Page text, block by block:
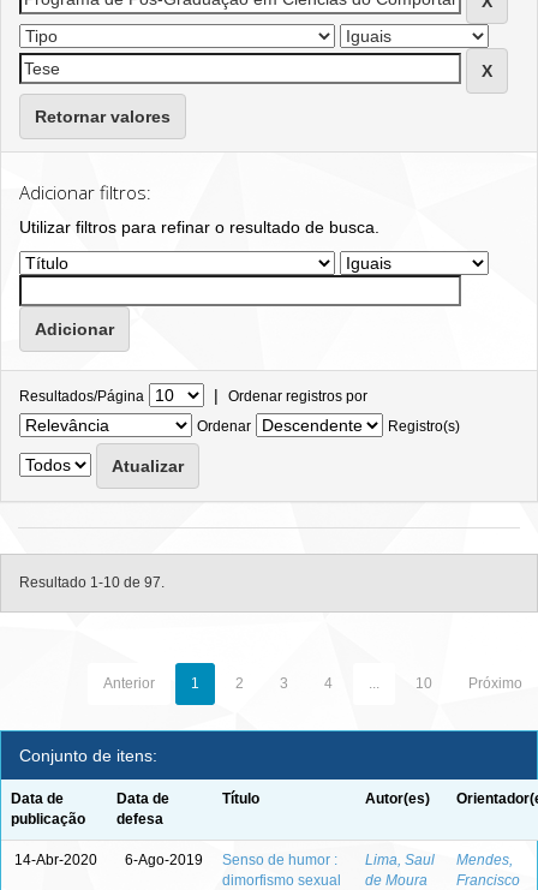
Retornar valores
Adicionar filtros:
Utilizar filtros para refinar o resultado de busca.
Resultados/Página | Ordenar registros por
Ordenar
Registro(s)
Resultado 1-10 de 97.
Anterior 1 2 3 4 ... 10 Próximo
Conjunto de itens:
Data de
publicação
Data de
defesa
Título Autor(es)
14-Abr-2020 6-Ago-2019
Senso de humor :
dimorfismo sexual
Lima, Saul
de Moura
Mendes,
Francisco